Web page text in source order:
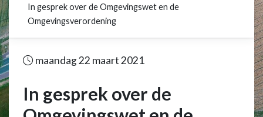
In gesprek over de Omgevingswet en de
Omgevingsverordening
maandag 22 maart 2021
In gesprek over de